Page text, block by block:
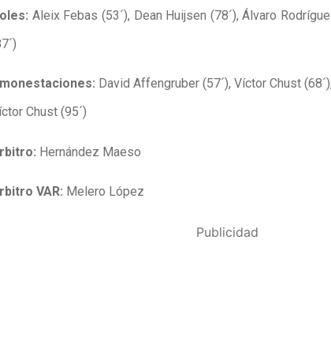
Aleix Febas (53´), Dean Huijsen (78´), Álvaro
David Affengruber (57´), Víctor Chust
Chust (95´)
Hernández Maeso
VAR: Melero López
Publicidad